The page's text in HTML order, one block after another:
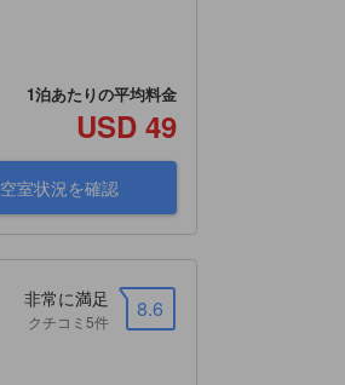
1泊あたりの平均料金
USD 49
空室状況を確認
8.6
非常に満足
クチコミ5件